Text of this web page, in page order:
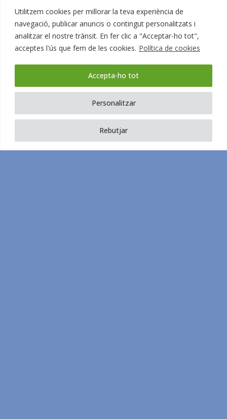
Utilitzem cookies per millorar la teva experiència de
navegació, publicar anuncis o contingut personalitzats i
analitzar el nostre trànsit. En fer clic a "Acceptar-ho tot",
acceptes l'ús que fem de les cookies. Política de cookies
Personalitzar
Rebutjar
Accepta-ho tot
TRASTORN DE L’ESPECTRE AUTISTA (TEA) |
ABORDATGE AL CSMIJ
1 2 3 4 5
6 7